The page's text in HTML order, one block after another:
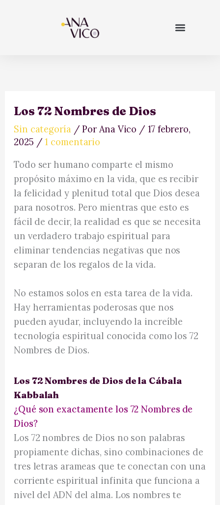
Los 72 Nombres de Dios
Sin categoría/ PorAna Vico /17 febrero,
2025 /1 comentario
Todo ser humano comparte el mismo
propósito máximo en la vida, que es recibir
la felicidad y plenitud total que Dios desea
para nosotros. Pero mientras que esto es
fácil de decir, la realidad es que se necesita
un verdadero trabajo espiritual para
eliminar tendencias negativas que nos
separan de los regalos de la vida.
No estamos solos en esta tarea de la vida.
Hay herramientas poderosas que nos
pueden ayudar, incluyendo la increíble
tecnología espiritual conocida como los 72
Nombres de Dios.
Los 72 Nombres de Dios de la Cábala
Kabbalah
¿Qué son exactamente los 72 Nombres de
Dios?
Los 72 nombres de Dios no son palabras
propiamente dichas, sino combinaciones de
tres letras arameas que te conectan con una
corriente espiritual infinita que funciona a
nivel del ADN del alma. Los nombres te